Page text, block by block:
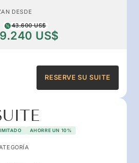
DESDE
43.600 US$
US$
RESERVE SU SUITE
AHORRE UN 10%